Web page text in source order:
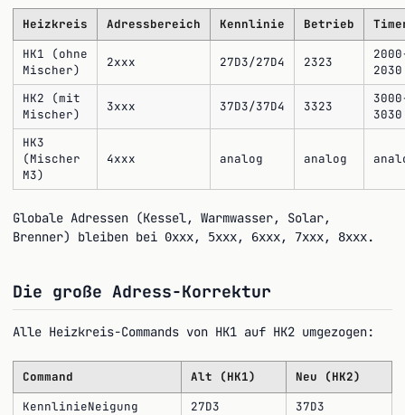
Heizkreis Adressbereich Kennlinie Betrieb
HK1 (ohne
Mischer)
2xxx 27D3/27D4 2323
2030
HK2 (mit
Mischer)
3xxx 37D3/37D4 3323
3030
HK3
(Mischer
M3)
4xxx analog analog
Globale Adressen (Kessel, Warmwasser, Solar,
Brenner) bleiben bei 0xxx, 5xxx, 6xxx, 7xxx, 8xxx.
Die große Adress-Korrektur
Alle Heizkreis-Commands von HK1 auf HK2 umgezogen:
Command Alt (HK1)
Neu (HK2)
KennlinieNeigung
27D3
37D3